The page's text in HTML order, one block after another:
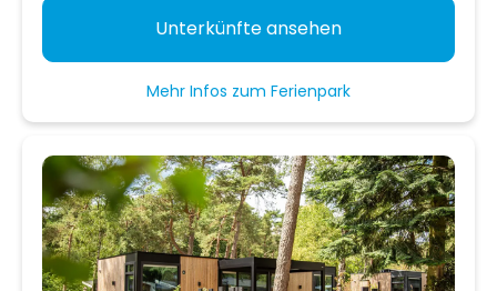
Unterkünfte ansehen
Mehr Infos zum Ferienpark